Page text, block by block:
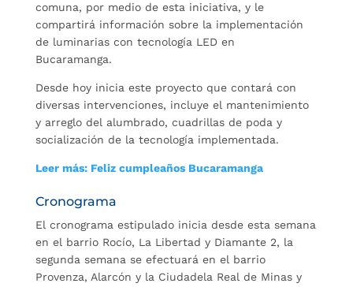
comuna, por medio de esta iniciativa, y le
compartirá información sobre la implementación
de luminarias con tecnología LED en
Bucaramanga.
Desde hoy inicia este proyecto que contará con
diversas intervenciones, incluye el mantenimiento
y arreglo del alumbrado, cuadrillas de poda y
socialización de la tecnología implementada.
Leer más: Feliz cumpleaños Bucaramanga
Cronograma
El cronograma estipulado inicia desde esta semana
en el barrio Rocío, La Libertad y Diamante 2, la
segunda semana se efectuará en el barrio
Provenza, Alarcón y la Ciudadela Real de Minas y